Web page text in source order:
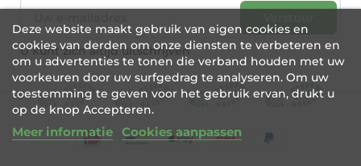
U kunt zich altijd uitschrijven
Deze website maakt gebruik van eigen cookies en
cookies van derden om onze diensten te verbeteren en
om u advertenties te tonen die verband houden met uw
voorkeuren door uw surfgedrag te analyseren. Om uw
toestemming te geven voor het gebruik ervan, drukt u
op de knop Accepteren.
Meer informatie Cookies aanpassen